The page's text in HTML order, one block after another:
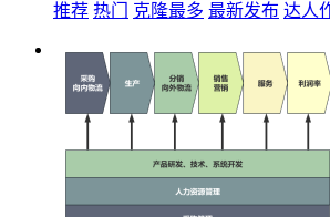
推荐 热门 克隆最多 最新发布 达人